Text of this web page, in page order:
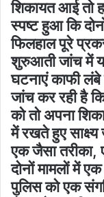
शिकायत आई तो
स्पष्ट हुआ कि
फिलहाल पूरे
शुरुआती जांच में
घटनाएं काफी
जांच कर रही है
को तो अपना
में रखते हुए
एक जैसा तरीका,
दोनों मामलों में
पुलिस को एक